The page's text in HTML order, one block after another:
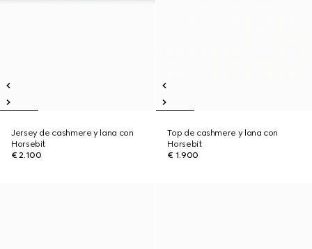
Jersey de cashmere y lana con
Horsebit
€ 2.100
Top de cashmere y lana con
Horsebit
€ 1.900